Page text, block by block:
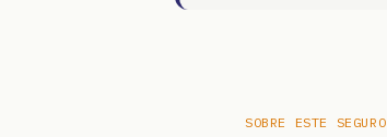
SOBRE ESTE SEGURO